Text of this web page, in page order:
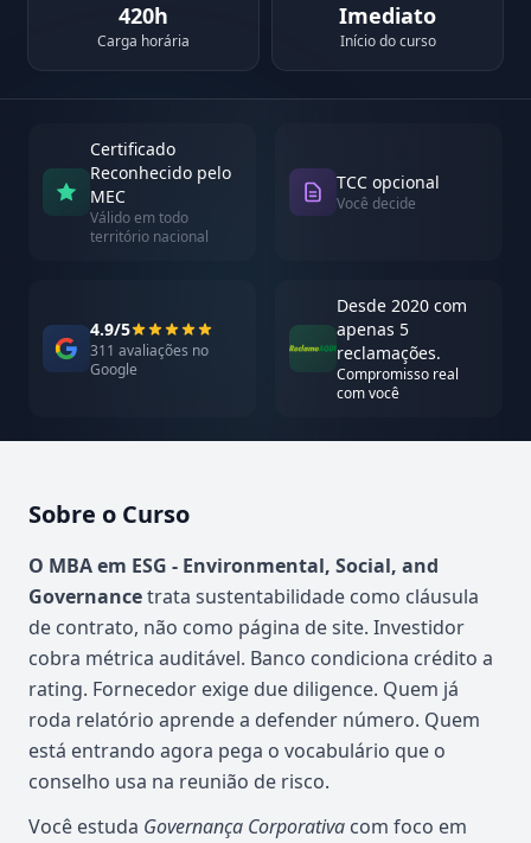
420h
Carga horária
Imediato
Início do curso
Certificado
Reconhecido pelo
MEC
Válido em todo
território nacional
TCC opcional
Você decide
4.9/5
311 avaliações no
Google
Desde 2020 com
apenas 5
reclamações.
Compromisso real
com você
Sobre o Curso
Atualizado em abril de 2026
O MBA em ESG - Environmental, Social, and
Governancetrata sustentabilidade como cláusula
de contrato, não como página de site. Investidor
cobra métrica auditável. Banco condiciona crédito a
rating. Fornecedor exige due diligence. Quem já
roda relatório aprende a defender número. Quem
está entrando agora pega o vocabulário que o
conselho usa na reunião de risco.
Você estuda Governança Corporativa com foco em